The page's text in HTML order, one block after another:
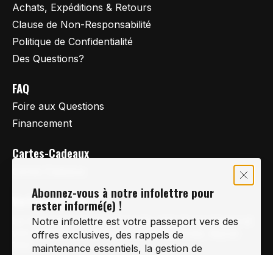
Achats, Expéditions & Retours
Clause de Non-Responsabilité
Politique de Confidentialité
Des Questions?
FAQ
Foire aux Questions
Financement
Cartes-Cadeaux
Vertige Vélo Ski
La référence en vélo de route, vélo de montagne et
vélo hybride sur la Rive-Sud de Montréal, depuis
1997.
Abonnez-vous à notre infolettre pour
rester informé(e) !
Notre infolettre est votre passeport vers des
offres exclusives, des rappels de
maintenance essentiels, la gestion de